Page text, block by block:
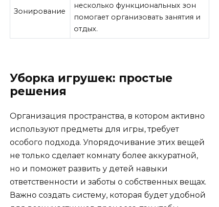
Зонирование
несколько функциональных зон
помогает организовать занятия и
отдых.
Уборка игрушек: простые
решения
Организация пространства, в котором активно
используют предметы для игры, требует
особого подхода. Упорядочивание этих вещей
не только сделает комнату более аккуратной,
но и поможет развить у детей навыки
ответственности и заботы о собственных вещах.
Важно создать систему, которая будет удобной